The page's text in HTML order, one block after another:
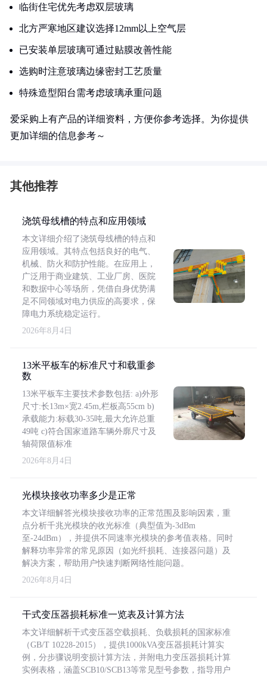
临街住宅优先考虑双层玻璃
北方严寒地区建议选择12mm以上空气层
已安装单层玻璃可通过贴膜改善性能
选购时注意玻璃边缘密封工艺质量
特殊造型阳台需考虑玻璃承重问题
爱采购上有产品的详细资料，方便你参考选择。为你提供
更加详细的信息参考～
其他推荐
浇筑母线槽的特点和应用领域
本文详细介绍了浇筑母线槽的特点和
应用领域。其特点包括良好的电气、
机械、防火和防护性能。在应用上，
广泛用于商业建筑、工业厂房、医院
和数据中心等场所，凭借自身优势满
足不同领域对电力供应的高要求，保
障电力系统稳定运行。
2026年8月4日
13米平板车的标准尺寸和载重参
数
13米平板车主要技术参数包括: a)外形
尺寸:长13m×宽2.45m,栏板高55cm b)
承载能力:标载30-35吨,最大允许总重
49吨 c)符合国家道路车辆外廓尺寸及
轴荷限值标准
2026年8月4日
光模块接收功率多少是正常
本文详细解答光模块接收功率的正常范围及影响因素，重
点分析千兆光模块的收光标准（典型值为-3dBm
至-24dBm），并提供不同速率光模块的参考值表格。同时
解释功率异常的常见原因（如光纤损耗、连接器问题）及
解决方案，帮助用户快速判断网络性能问题。
2026年8月4日
干式变压器损耗标准一览表及计算方法
本文详细解析干式变压器空载损耗、负载损耗的国家标准
（GB/T 10228-2015），提供1000kVA变压器损耗计算实
例，分步骤说明变损计算方法，并附电力变压器损耗计算
实例表格，涵盖SCB10/SCB13等常见型号参数，指导用户